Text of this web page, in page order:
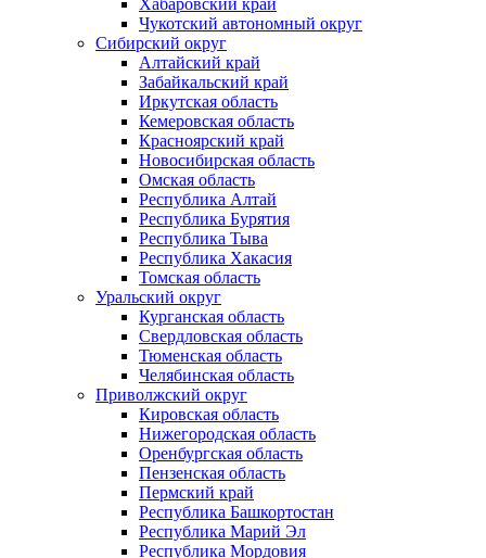
Хабаровский край
Чукотский автономный округ
Сибирский округ
Алтайский край
Забайкальский край
Иркутская область
Кемеровская область
Красноярский край
Новосибирская область
Омская область
Республика Алтай
Республика Бурятия
Республика Тыва
Республика Хакасия
Томская область
Уральский округ
Курганская область
Свердловская область
Тюменская область
Челябинская область
Приволжский округ
Кировская область
Нижегородская область
Оренбургская область
Пензенская область
Пермский край
Республика Башкортостан
Республика Марий Эл
Республика Мордовия